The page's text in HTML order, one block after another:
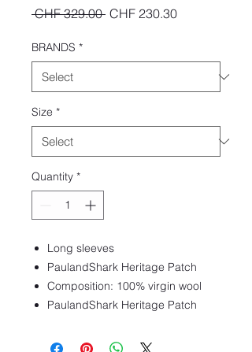
CHF 329.00 Regular
CHF 230.30Sale
BRANDS *
Size *
Quantity *
Long sleeves
PaulandShark Heritage Patch
Composition: 100% virgin wool
PaulandShark Heritage Patch